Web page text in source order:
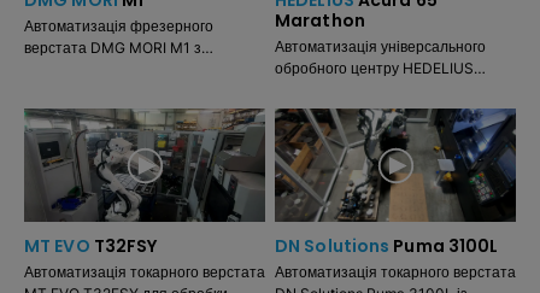
Автоматизація фрезерного
верстата DMG MORI M1 з
Marathon
Автоматизація універсального
обробного центру HEDELIUS
лещатами.
MT EVO T32FSY
Автоматизація токарного верстата
DN Solutions Puma 3100L
Автоматизація токарного верстата